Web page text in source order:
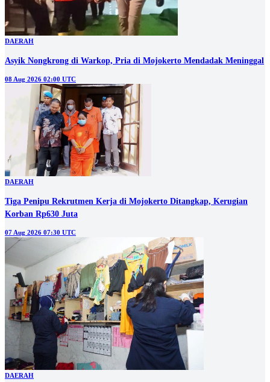
DAERAH
Asyik Nongkrong di Warkop, Pria di Mojokerto Mendadak Meninggal
08 Aug 2026 02:00 UTC
DAERAH
Tiga Penipu Rekrutmen Kerja di Mojokerto Ditangkap, Kerugian
Korban Rp630 Juta
07 Aug 2026 07:30 UTC
DAERAH